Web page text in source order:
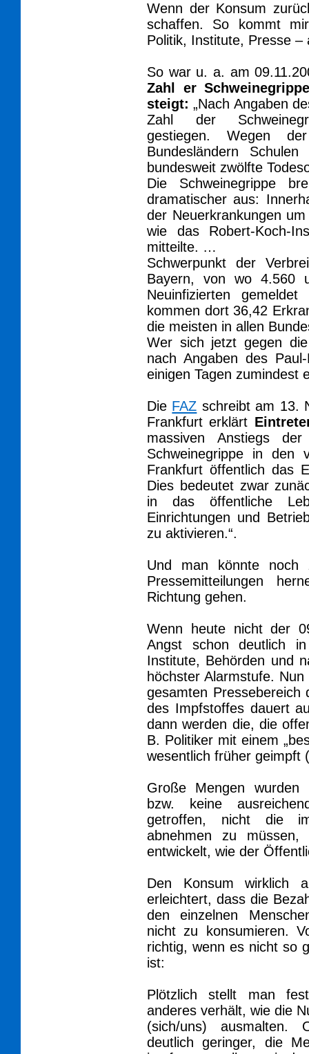
Wenn der Konsum
schaffen. So kommt
Politik, Institute, Presse –
So war u. a. am
Zahl er
steigt: „Nach Angaben
Zahl der
gestiegen. Wegen
Bundesländern
bundesweit zwölfte
Die Schweinegrippe
dramatischer aus:
der Neuerkrankungen
wie das Robert-Koch-
mitteilte. …
Schwerpunkt der
Bayern, von wo 4.560
Neuinfizierten
kommen dort 36,42
die meisten in allen
Wer sich jetzt gegen
nach Angaben des
einigen Tagen zumindest
Die FAZ schreibt am 13.
Frankfurt erklärt
massiven Anstiegs
Schweinegrippe in den
Frankfurt öffentlich das
Dies bedeutet zwar
in das öffentliche
Einrichtungen und
zu aktivieren.“.
Und man könnte noch
Pressemitteilungen
Richtung gehen.
Wenn heute nicht der
Angst schon deutlich
Institute, Behörden und
höchster Alarmstufe.
gesamten Pressebereich
des Impfstoffes dauert
dann werden die, die
B. Politiker mit einem
wesentlich früher geimpft
Große Mengen wurden
bzw. keine
getroffen, nicht die
abnehmen zu
entwickelt, wie der
Den Konsum wirklich
erleichtert, dass die
den einzelnen
nicht zu konsumieren.
richtig, wenn es nicht so
ist:
Plötzlich stellt man
anderes verhält, wie die
(sich/uns) ausmalten.
deutlich geringer, die